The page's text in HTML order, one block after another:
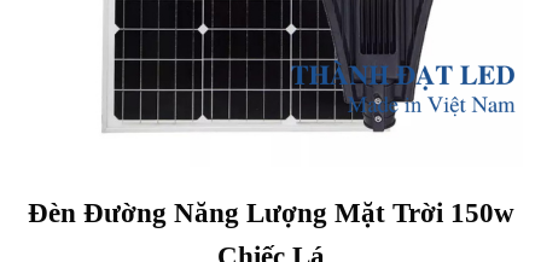
Đèn Đường Năng Lượng Mặt Trời 150w